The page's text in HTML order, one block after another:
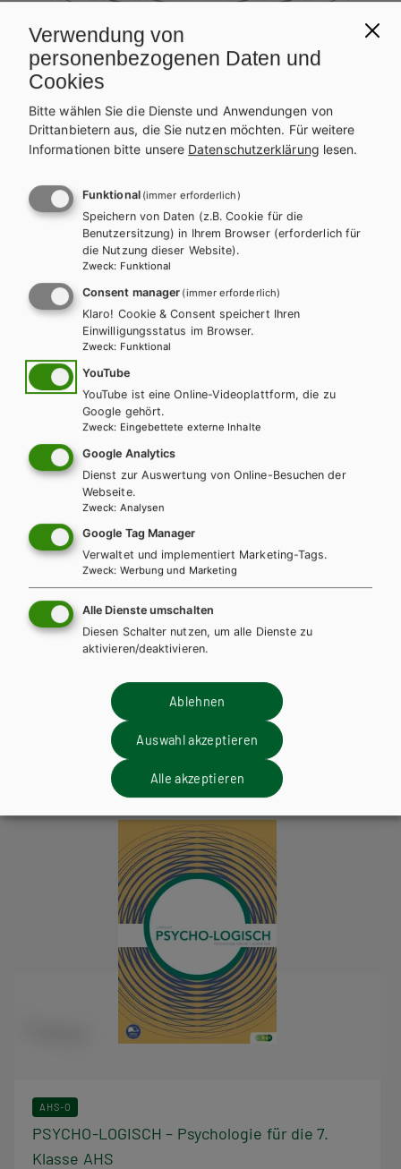
22 Seiten einfärbig
978-3-230-05136-3
REIHE
Psycho-logisch
PRODUKTVARIANTEN
Lehrbuch + E-Book
18,69 €
Lehrbuch E-Book Solo
Schulbuchaktion*
Preise inkl. MwSt., zzgl. Versandkosten | E-Book-Codes sind nur bei Bestellung
über die Schulbuchaktion enthalten. | *Exklusiv über die Schulbuchaktion
AUTOR/INNEN
Dr. Georg Cavallar
Lehrer/innen bestellbar.
Bitteanmelden, um zu bestellen.
Zielgruppe
Material für Lehrer/innen
Weitere Bände dieser
Schulbuchreihe
AHS-O
PSYCHO-LOGISCH – Psychologie für die 7.
Klasse AHS
Verwendung von
personenbezogenen Daten und
Cookies
Bitte wählen Sie die Dienste und Anwendungen von
Drittanbietern aus, die Sie nutzen möchten. Für weitere
Informationen bitte unsere Datenschutzerklärung lesen.
Funktional (immer erforderlich)
Speichern von Daten (z.B. Cookie für die
Benutzersitzung) in Ihrem Browser (erforderlich für
die Nutzung dieser Website).
Zweck: Funktional
Consent manager (immer erforderlich)
Klaro! Cookie & Consent speichert Ihren
Einwilligungsstatus im Browser.
Zweck: Funktional
YouTube
YouTube ist eine Online-Videoplattform, die zu
Google gehört.
Zweck: Eingebettete externe Inhalte
Google Analytics
Dienst zur Auswertung von Online-Besuchen der
Webseite.
Zweck: Analysen
Google Tag Manager
Verwaltet und implementiert Marketing-Tags.
Zweck: Werbung und Marketing
Alle Dienste umschalten
Diesen Schalter nutzen, um alle Dienste zu
aktivieren/deaktivieren.
Ablehnen
Auswahl akzeptieren
Alle akzeptieren